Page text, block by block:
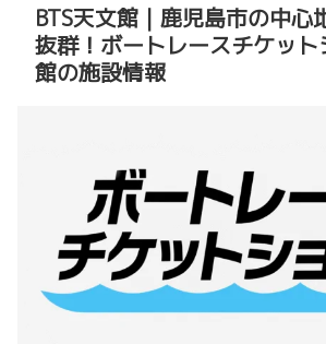
BTS天文館｜鹿児島市の中心
抜群！ボートレースチケッ
館の施設情報